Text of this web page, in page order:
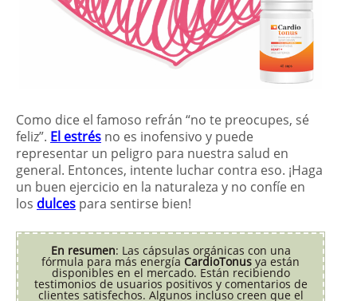
Como dice el famoso refrán “no te preocupes, sé
feliz”. El estrés no es inofensivo y puede
representar un peligro para nuestra salud en
general. Entonces, intente luchar contra eso. ¡Haga
un buen ejercicio en la naturaleza y no confíe en
los dulces para sentirse bien!
En resumen: Las cápsulas orgánicas con una
fórmula para más energía CardioTonus ya están
disponibles en el mercado. Están recibiendo
testimonios de usuarios positivos y comentarios de
clientes satisfechos. Algunos incluso creen que el